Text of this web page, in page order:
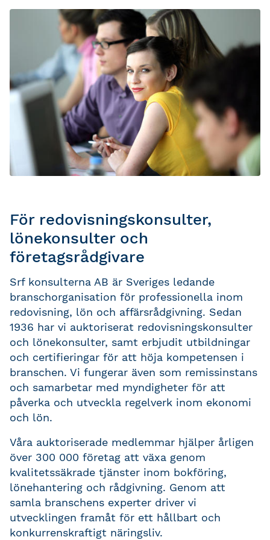
För redovisningskonsulter,
lönekonsulter och
företagsrådgivare
Srf konsulterna AB är Sveriges ledande
branschorganisation för professionella inom
redovisning, lön och affärsrådgivning. Sedan
1936 har vi auktoriserat redovisningskonsulter
och lönekonsulter, samt erbjudit utbildningar
och certifieringar för att höja kompetensen i
branschen. Vi fungerar även som remissinstans
och samarbetar med myndigheter för att
påverka och utveckla regelverk inom ekonomi
och lön.
Våra auktoriserade medlemmar hjälper årligen
över 300 000 företag att växa genom
kvalitetssäkrade tjänster inom bokföring,
lönehantering och rådgivning. Genom att
samla branschens experter driver vi
utvecklingen framåt för ett hållbart och
konkurrenskraftigt näringsliv.